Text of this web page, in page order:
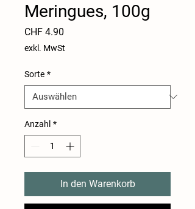
Meringues, 100g
CHF 4.90
exkl. MwSt
Sorte *
Anzahl *
In den Warenkorb